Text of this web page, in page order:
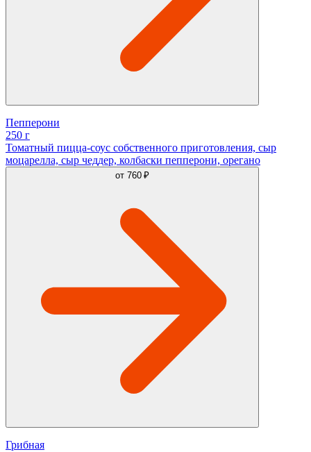
Пепперони
250 г
Томатный пицца-соус собственного приготовления, сыр
моцарелла, сыр чеддер, колбаски пепперони, орегано
от 760 ₽
Грибная